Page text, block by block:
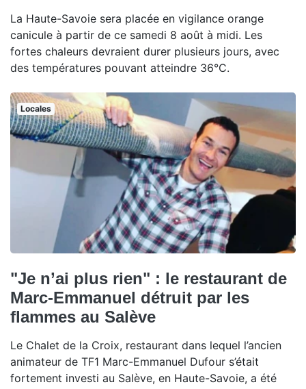
La Haute-Savoie sera placée en vigilance orange
canicule à partir de ce samedi 8 août à midi. Les
fortes chaleurs devraient durer plusieurs jours, avec
des températures pouvant atteindre 36°C.
Locales
"Je n’ai plus rien" : le restaurant de
Marc-Emmanuel détruit par les
flammes au Salève
Le Chalet de la Croix, restaurant dans lequel l’ancien
animateur de TF1 Marc-Emmanuel Dufour s’était
fortement investi au Salève, en Haute-Savoie, a été